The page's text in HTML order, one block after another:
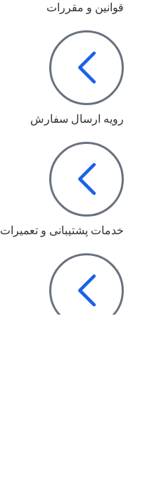
قوانین و مقررات
رویه ارسال سفارش
خدمات پشتیبانی و تعمیرات